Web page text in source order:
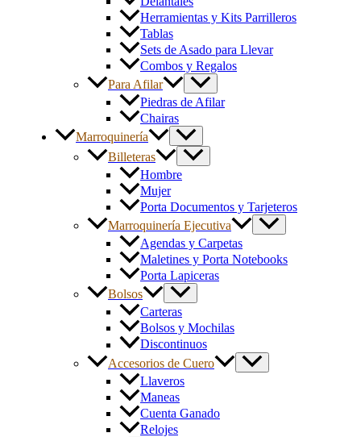
Herramientas y Kits Parrilleros
Tablas
Sets de Asado para Llevar
Combos y Regalos
Para Afilar
Piedras de Afilar
Chairas
Marroquinería
Billeteras
Hombre
Mujer
Porta Documentos y Tarjeteros
Marroquinería Ejecutiva
Agendas y Carpetas
Maletines y Porta Notebooks
Porta Lapiceras
Bolsos
Carteras
Bolsos y Mochilas
Discontinuos
Accesorios de Cuero
Llaveros
Maneas
Cuenta Ganado
Relojes